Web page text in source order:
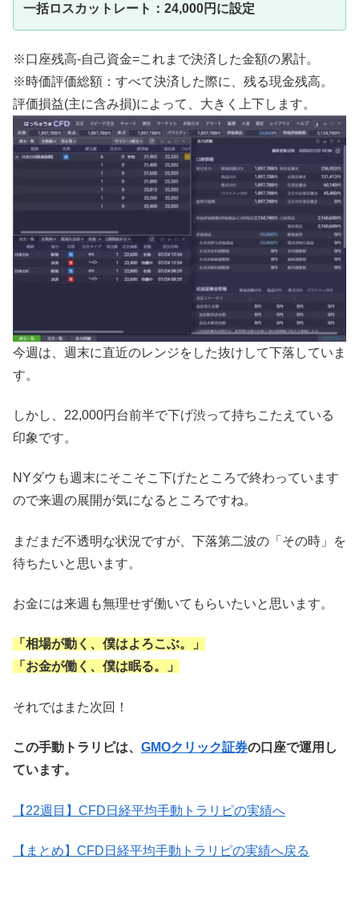
一括ロスカットレート：24,000円に設定
※口座残高-自己資金=これまで決済した金額の累計。
※時価評価総額：すべて決済した際に、残る現金残高。
評価損益(主に含み損)によって、大きく上下します。
今週は、週末に直近のレンジをした抜けして下落していま
す。
しかし、22,000円台前半で下げ渋って持ちこたえている
印象です。
NYダウも週末にそこそこ下げたところで終わっています
ので来週の展開が気になるところですね。
まだまだ不透明な状況ですが、下落第二波の「その時」を
待ちたいと思います。
お金には来週も無理せず働いてもらいたいと思います。
「相場が動く、僕はよろこぶ。」
「お金が働く、僕は眠る。」
それではまた次回！
この手動トラリピは、 GMOクリック証券の口座で運用し
ています。
【22週目】CFD日経平均手動トラリピの実績へ
【まとめ】CFD日経平均手動トラリピの実績へ戻る